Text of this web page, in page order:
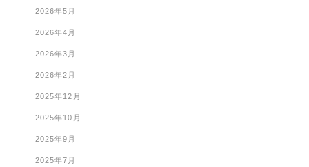
2026年5月
2026年4月
2026年3月
2026年2月
2025年12月
2025年10月
2025年9月
2025年7月